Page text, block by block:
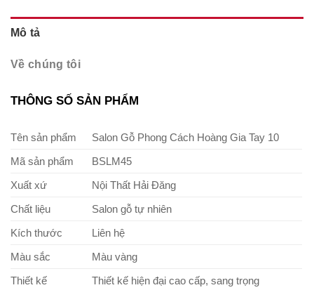
Mô tả
Về chúng tôi
THÔNG SỐ SẢN PHẨM
Tên sản phẩm
Salon Gỗ Phong Cách Hoàng Gia Tay 10
Mã sản phẩm
BSLM45
Xuất xứ
Nội Thất Hải Đăng
Chất liệu
Salon gỗ tự nhiên
Kích thước
Liên hệ
Màu sắc
Màu vàng
Thiết kế
Thiết kế hiện đại cao cấp, sang trọng